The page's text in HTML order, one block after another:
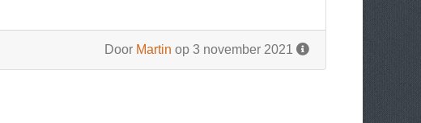
Door Martin op 3 november 2021